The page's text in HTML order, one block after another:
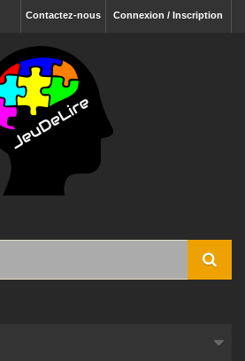
Connexion / Inscription
Contactez-nous